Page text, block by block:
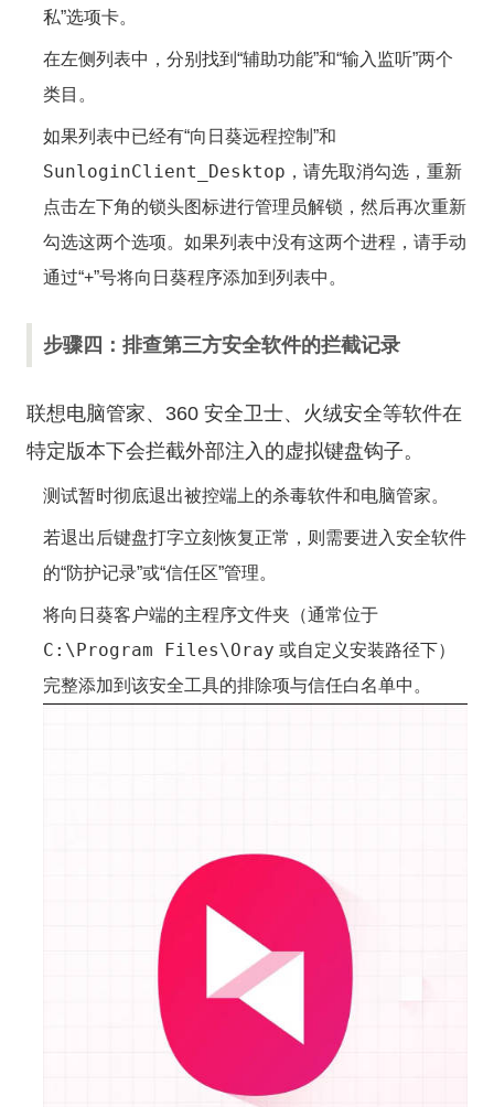
私”选项卡。
在左侧列表中，分别找到“辅助功能”和“输入监听”两个
类目。
如果列表中已经有“向日葵远程控制”和
SunloginClient_Desktop ，请先取消勾选，重新
点击左下角的锁头图标进行管理员解锁，然后再次重新
勾选这两个选项。如果列表中没有这两个进程，请手动
通过“+”号将向日葵程序添加到列表中。
步骤四：排查第三方安全软件的拦截记录
联想电脑管家、360 安全卫士、火绒安全等软件在
特定版本下会拦截外部注入的虚拟键盘钩子。
测试暂时彻底退出被控端上的杀毒软件和电脑管家。
若退出后键盘打字立刻恢复正常，则需要进入安全软件
的“防护记录”或“信任区”管理。
将向日葵客户端的主程序文件夹（通常位于
C:\Program Files\Oray 或自定义安装路径下）
完整添加到该安全工具的排除项与信任白名单中。